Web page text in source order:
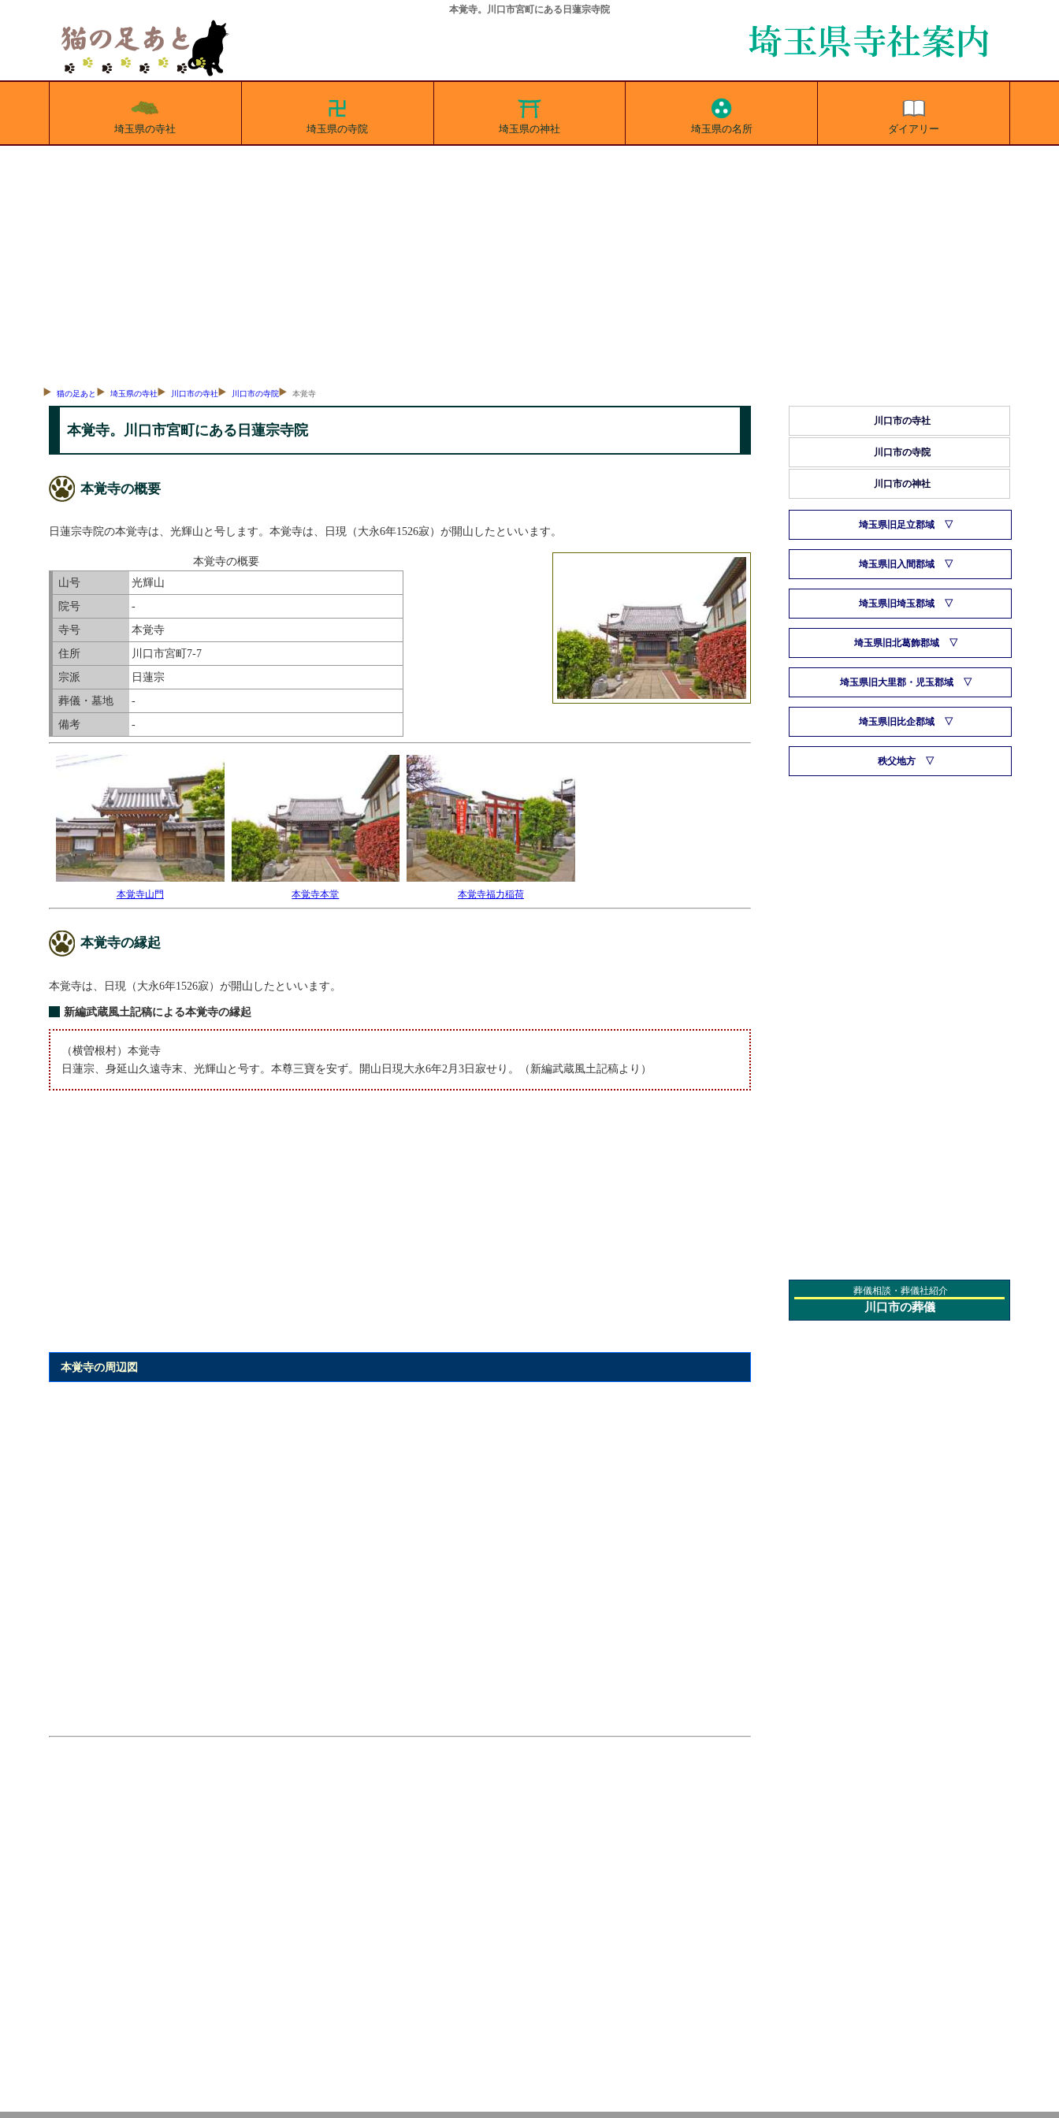
本覚寺。川口市宮町にある日蓮宗寺院
埼玉県の寺社 埼玉県の寺院 埼玉県の神社 埼玉県の名所 ダイアリー
猫の足あと 埼玉県の寺社 川口市の寺社 川口市の寺院 本覚寺
本覚寺。川口市宮町にある日蓮宗寺院
本覚寺の概要
日蓮宗寺院の本覚寺は、光輝山と号します。本覚寺は、日現（大永6年1526寂）が開山したといいます。
本覚寺の概要
山号
光輝山
院号
-
寺号
本覚寺
住所
川口市宮町7-7
宗派
日蓮宗
葬儀・墓地
-
備考
-
本覚寺山門 本覚寺本堂 本覚寺福力稲荷
本覚寺の縁起
本覚寺は、日現（大永6年1526寂）が開山したといいます。
新編武蔵風土記稿による本覚寺の縁起
（横曽根村）本覚寺
日蓮宗、身延山久遠寺末、光輝山と号す。本尊三寶を安ず。開山日現大永6年2月3日寂せり。（新編武蔵風土記稿より）
本覚寺の周辺図
川口市の寺社
川口市の寺院
川口市の神社
埼玉県旧足立郡域
埼玉県旧入間郡域
埼玉県旧埼玉郡域
埼玉県旧北葛飾郡域
埼玉県旧大里郡・児玉郡域
埼玉県旧比企郡域
秩父地方
葬儀相談・葬儀社紹介
川口市の葬儀